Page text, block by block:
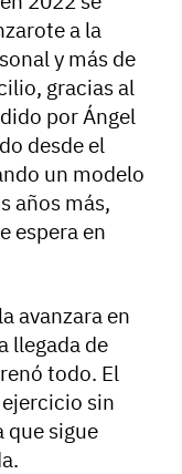
a la
y más de
gracias al
por Ángel
desde el
un modelo
años más,
espera en
avanzara en
llegada de
todo. El
sin
que sigue